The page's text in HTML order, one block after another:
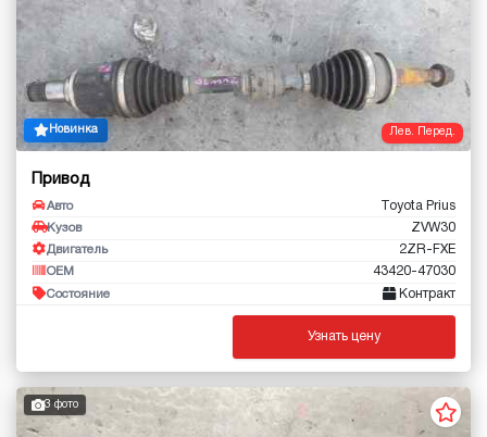
Лев. Перед.
Новинка
Привод
Авто Toyota Prius
Кузов ZVW30
Двигатель 2ZR-FXE
OEM 43420-47030
Состояние Контракт
Узнать цену
3 фото